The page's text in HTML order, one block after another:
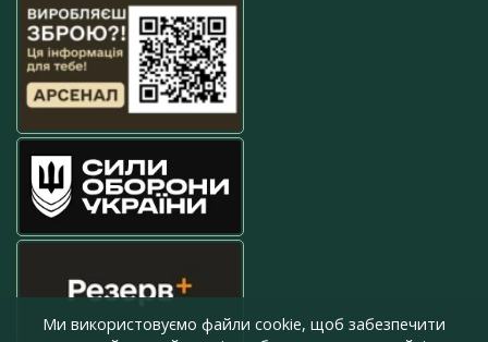
Ми використовуємо файли cookie, щоб забезпечити